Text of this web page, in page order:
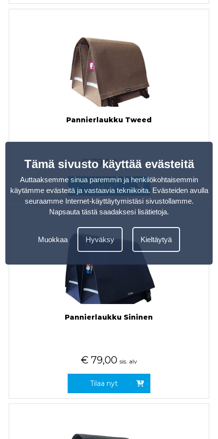
Pannierlaukku Tweed
€ 79,00 sis. alv
Tilaa nyt
Pannierlaukku Sininen
€ 79,00 sis. alv
Tilaa nyt
Tämä sivusto käyttää evästeitä
Auttaaksemme sinua paremmin ja henkilökohtaisemmin
käytämme evästeitä ja vastaavia tekniikoita. Evästeiden avulla
seuraamme Internet-käyttäytymistäsi sivustollamme.
Napsauta tästä saadaksesi lisätietoja.
Muokkaa Hyväksy Kieltäytyä